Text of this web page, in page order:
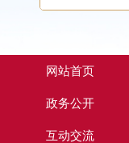
网站首页
政务公开
互动交流